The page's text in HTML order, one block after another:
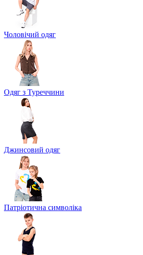
Чоловічий одяг
Одяг з Туреччини
Джинсовий одяг
Патріотична символіка